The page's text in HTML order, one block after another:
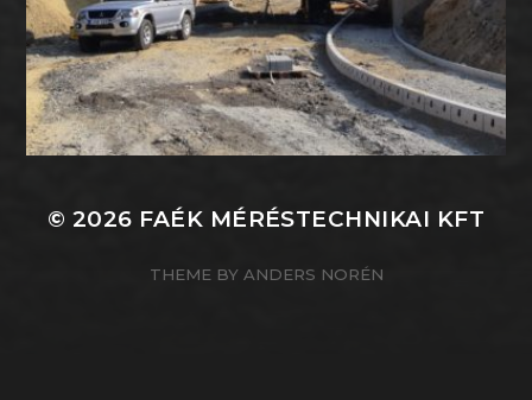
© 2026 FAÉK MÉRÉSTECHNIKAI KFT
THEME BY ANDERS NORÉN